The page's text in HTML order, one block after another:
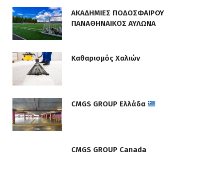
ΑΚΑΔΗΜΙΕΣ ΠΟΔΟΣΦΑΙΡΟΥ
ΠΑΝΑΘΗΝΑΙΚΟΣ ΑΥΛΩΝΑ
Καθαρισμός Χαλιών
CMGS GROUP Ελλάδα
CMGS GROUP Canada